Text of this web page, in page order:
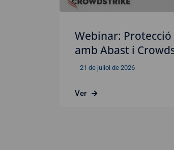
Webinar: Protecció
amb Abast i
21 de juliol de 2026
Ver